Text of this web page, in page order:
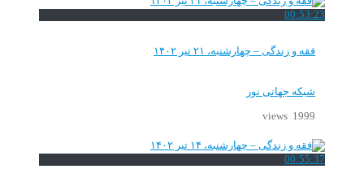
00:53:23
فقه و زندگی – چهارشنبه، ۲۱ تیر ۱۴۰۲
شبکه جهانی نور
1999 views
00:55:37